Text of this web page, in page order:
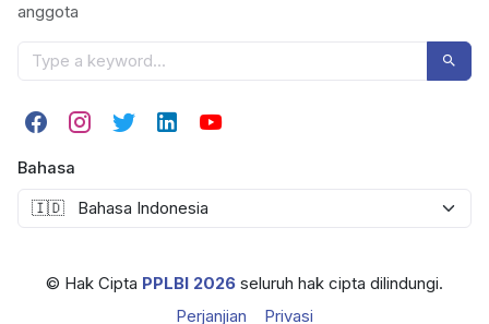
anggota
Bahasa
© Hak Cipta PPLBI 2026 seluruh hak cipta dilindungi.
Perjanjian
Privasi